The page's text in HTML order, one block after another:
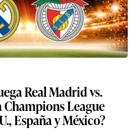
Real Madrid vs.
League
España y México?